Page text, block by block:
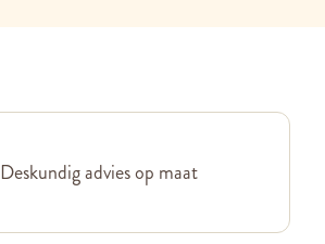
Deskundig advies op maat